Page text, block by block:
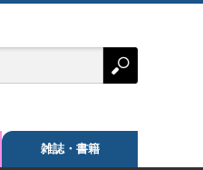
雑誌・書籍